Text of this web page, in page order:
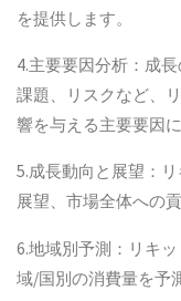
を提供します。
4.主要要因分析：成
課題、リスクなど、
響を与える主要要因
5.成長動向と展望：
展望、市場全体への
6.地域別予測：リキ
域/国別の消費量を予